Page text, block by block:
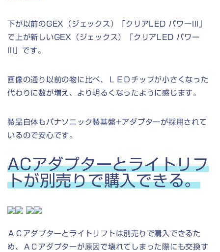
下が以前のGEX（ジェックス）「クリアLED パワーIII」
で上が新しいGEX（ジェックス）「クリアLED パワー
III」です。
画像の通り以前の物に比べ、ＬＥＤチップが小さくなった
代わりに数が増え、より明るくなったように感じます。
製品自体もパナソニック製基盤+アダプターが採用されて
いるので安心です。
ACアダプターとライトリフ
トが別売りで購入できる。
ＡＣアダプターとライトリフトは別売りで購入できるた
め、ＡＣアダプターが原因で壊れてしまった際にも交換す